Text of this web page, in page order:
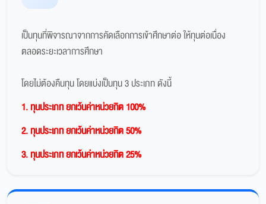
เป็นทุนที่พิจารณาจากการคัดเลือกการเข้าศึกษาต่อ ให้ทุนต่อเนื่อง
ตลอดระยะเวลาการศึกษา
โดยไม่ต้องคืนทุน โดยแบ่งเป็นทุน 3 ประเภท ดังนี้
1. ทุนประเภท ยกเว้นค่าหน่วยกิต 100%
2. ทุนประเภท ยกเว้นค่าหน่วยกิต 50%
3. ทุนประเภท ยกเว้นค่าหน่วยกิต 25%